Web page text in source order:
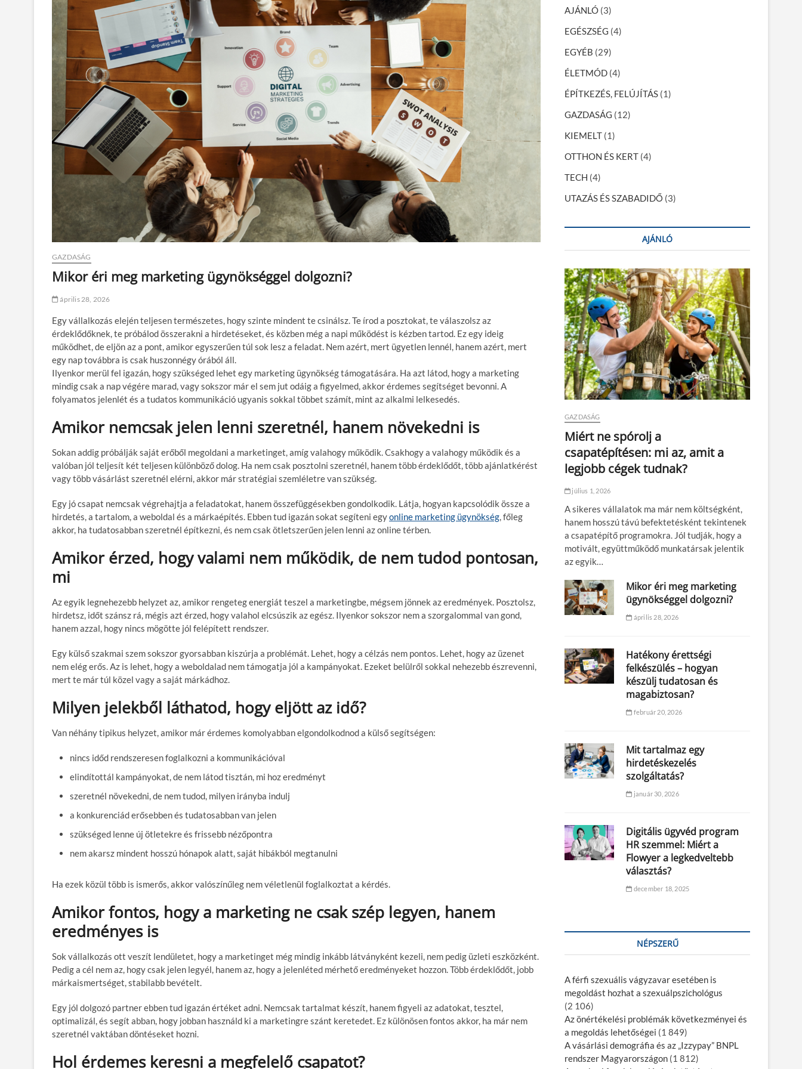
GAZDASÁG
Mikor éri meg marketing ügynökséggel dolgozni?
április 28, 2026
Egy vállalkozás elején teljesen természetes, hogy szinte mindent te csinálsz. Te írod a posztokat, te válaszolsz az
érdeklődőknek, te próbálod összerakni a hirdetéseket, és közben még a napi működést is kézben tartod. Ez egy ideig
működhet, de eljön az a pont, amikor egyszerűen túl sok lesz a feladat. Nem azért, mert ügyetlen lennél, hanem azért, mert
egy nap továbbra is csak huszonnégy órából áll.
Ilyenkor merül fel igazán, hogy szükséged lehet egy marketing ügynökség támogatására. Ha azt látod, hogy a marketing
mindig csak a nap végére marad, vagy sokszor már el sem jut odáig a figyelmed, akkor érdemes segítséget bevonni. A
folyamatos jelenlét és a tudatos kommunikáció ugyanis sokkal többet számít, mint az alkalmi lelkesedés.
Amikor nemcsak jelen lenni szeretnél, hanem növekedni is
Sokan addig próbálják saját erőből megoldani a marketinget, amíg valahogy működik. Csakhogy a valahogy működik és a
valóban jól teljesít két teljesen különböző dolog. Ha nem csak posztolni szeretnél, hanem több érdeklődőt, több ajánlatkérést
vagy több vásárlást szeretnél elérni, akkor már stratégiai szemléletre van szükség.
Egy jó csapat nemcsak végrehajtja a feladatokat, hanem összefüggésekben gondolkodik. Látja, hogyan kapcsolódik össze a
hirdetés, a tartalom, a weboldal és a márkaépítés. Ebben tud igazán sokat segíteni egyonline marketing ügynökség, főleg
akkor, ha tudatosabban szeretnél építkezni, és nem csak ötletszerűen jelen lenni az online térben.
Amikor érzed, hogy valami nem működik, de nem tudod pontosan,
mi
Az egyik legnehezebb helyzet az, amikor rengeteg energiát teszel a marketingbe, mégsem jönnek az eredmények. Posztolsz,
hirdetsz, időt szánsz rá, mégis azt érzed, hogy valahol elcsúszik az egész. Ilyenkor sokszor nem a szorgalommal van gond,
hanem azzal, hogy nincs mögötte jól felépített rendszer.
Egy külső szakmai szem sokszor gyorsabban kiszúrja a problémát. Lehet, hogy a célzás nem pontos. Lehet, hogy az üzenet
nem elég erős. Az is lehet, hogy a weboldalad nem támogatja jól a kampányokat. Ezeket belülről sokkal nehezebb észrevenni,
mert te már túl közel vagy a saját márkádhoz.
Milyen jelekből láthatod, hogy eljött az idő?
Van néhány tipikus helyzet, amikor már érdemes komolyabban elgondolkodnod a külső segítségen:
nincs időd rendszeresen foglalkozni a kommunikációval
elindítottál kampányokat, de nem látod tisztán, mi hoz eredményt
szeretnél növekedni, de nem tudod, milyen irányba indulj
a konkurenciád erősebben és tudatosabban van jelen
szükséged lenne új ötletekre és frissebb nézőpontra
nem akarsz mindent hosszú hónapok alatt, saját hibákból megtanulni
Ha ezek közül több is ismerős, akkor valószínűleg nem véletlenül foglalkoztat a kérdés.
Amikor fontos, hogy a marketing ne csak szép legyen, hanem
eredményes is
Sok vállalkozás ott veszít lendületet, hogy a marketinget még mindig inkább látványként kezeli, nem pedig üzleti eszközként.
Pedig a cél nem az, hogy csak jelen legyél, hanem az, hogy a jelenléted mérhető eredményeket hozzon. Több érdeklődőt, jobb
márkaismertséget, stabilabb bevételt.
Egy jól dolgozó partner ebben tud igazán értéket adni. Nemcsak tartalmat készít, hanem figyeli az adatokat, tesztel,
optimalizál, és segít abban, hogy jobban használd ki a marketingre szánt keretedet. Ez különösen fontos akkor, ha már nem
szeretnél vaktában döntéseket hozni.
Hol érdemes keresni a megfelelő csapatot?
AJÁNLÓ (3)
EGÉSZSÉG (4)
EGYÉB (29)
ÉLETMÓD (4)
ÉPÍTKEZÉS, FELÚJÍTÁS (1)
GAZDASÁG (12)
KIEMELT (1)
OTTHON ÉS KERT (4)
TECH (4)
UTAZÁS ÉS SZABADIDŐ (3)
AJÁNLÓ
GAZDASÁG
Miért ne spórolj a
csapatépítésen: mi az, amit a
legjobb cégek tudnak?
július 1, 2026
A sikeres vállalatok ma már nem költségként,
hanem hosszú távú befektetésként tekintenek
a csapatépítő programokra. Jól tudják, hogy a
motivált, együttműködő munkatársak jelentik
az egyik…
Mikor éri meg marketing
ügynökséggel dolgozni?
április 28, 2026
Hatékony érettségi
felkészülés – hogyan
készülj tudatosan és
magabiztosan?
február 20, 2026
Mit tartalmaz egy
hirdetéskezelés
szolgáltatás?
január 30, 2026
Digitális ügyvéd program
HR szemmel: Miért a
Flowyer a legkedveltebb
választás?
december 18, 2025
NÉPSZERŰ
A férfi szexuális vágyzavar esetében is
megoldást hozhat a szexuálpszichológus
(2 106)
Az önértékelési problémák következményei és
a megoldás lehetőségei (1 849)
A vásárlási demográfia és az „Izzypay” BNPL
rendszer Magyarországon (1 812)